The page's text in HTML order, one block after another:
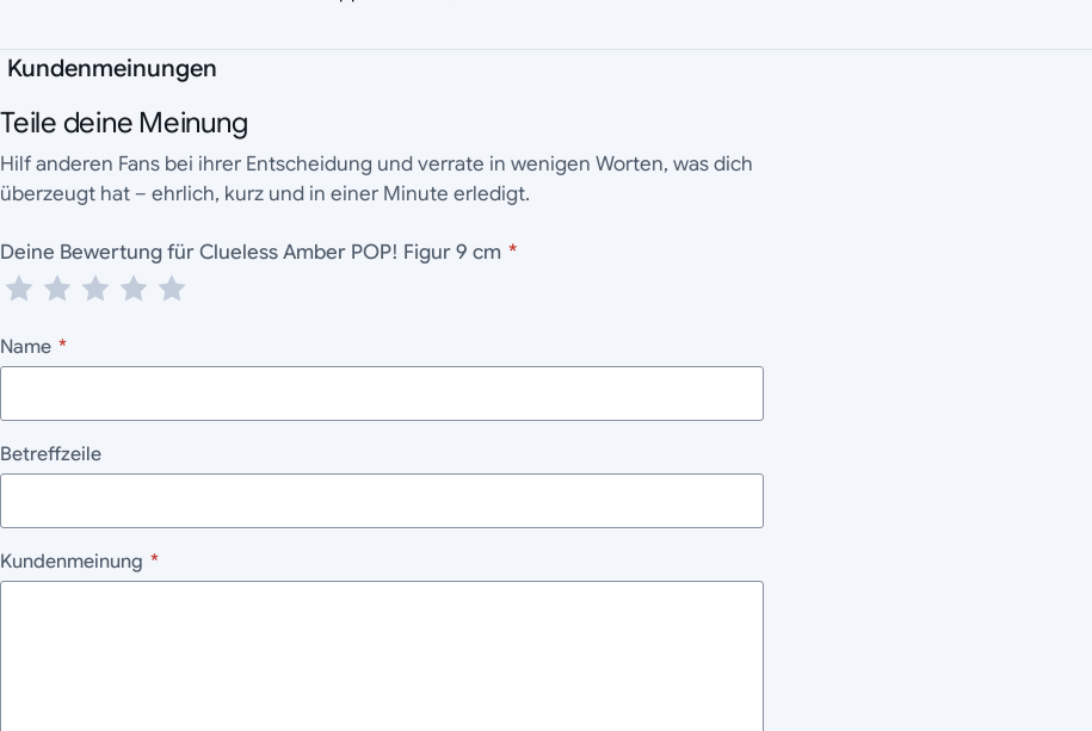
Kundenmeinungen
Teile deine Meinung
Hilf anderen Fans bei ihrer Entscheidung und verrate in wenigen Worten, was dich
überzeugt hat – ehrlich, kurz und in einer Minute erledigt.
Deine Bewertung für Clueless Amber POP! Figur 9 cm *
Name *
Betreffzeile
Kundenmeinung *